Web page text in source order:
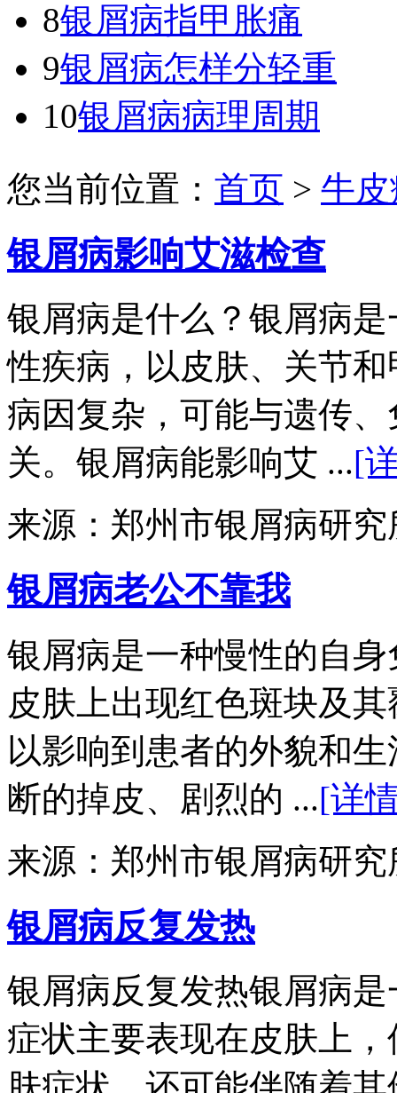
8银屑病指甲胀痛
9银屑病怎样分轻重
10银屑病病理周期
您当前位置： 首页 > 牛
银屑病影响艾滋检查
银屑病是什么？银屑病
性疾病，以皮肤、关节
病因复杂，可能与遗传
关。银屑病能影响艾 ...[
来源：郑州市银屑病研
银屑病老公不靠我
银屑病是一种慢性的自
皮肤上出现红色斑块及
以影响到患者的外貌和
断的掉皮、剧烈的 ...[详
来源：郑州市银屑病研
银屑病反复发热
银屑病反复发热银屑病
症状主要表现在皮肤上